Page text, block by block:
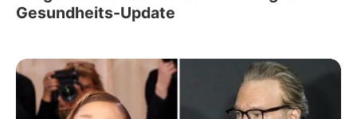
Gesundheits-Update